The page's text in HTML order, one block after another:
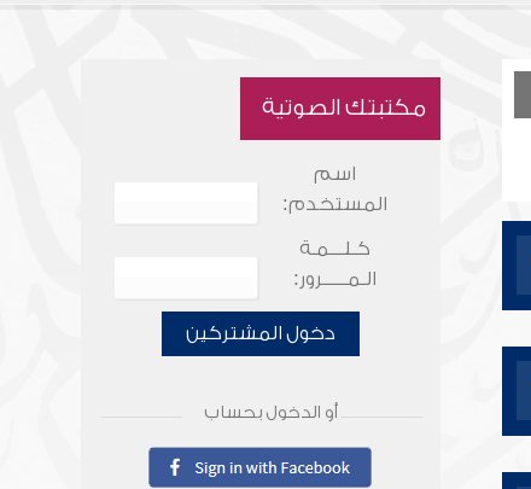
مكتبتك الصوتية
اسم
المستخدم:
كـلـــمـة
الـمـــــرور:
دخول المشتركين
أو الدخول بحساب